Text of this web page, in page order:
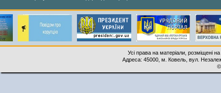
Усі права на матеріали, розміщені
Адреса: 45000, м. Ковель, вул.